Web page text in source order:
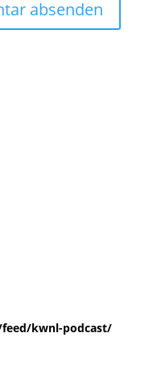
kwnl-podcast/